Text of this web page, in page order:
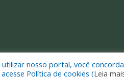
nosso portal, você
Política de cookies (Leia